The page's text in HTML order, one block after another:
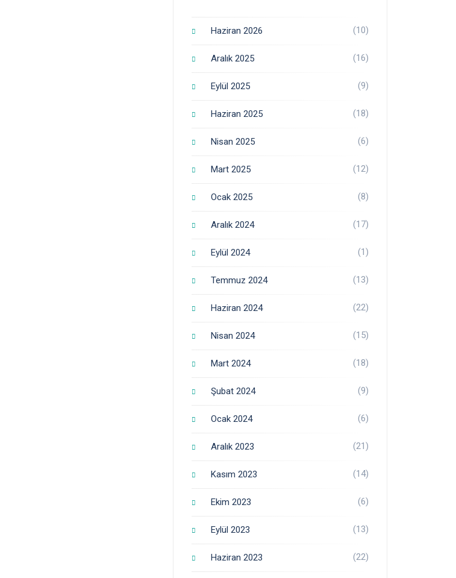
Haziran 2026 (10)
Aralık 2025 (16)
Eylül 2025 (9)
Haziran 2025 (18)
Nisan 2025 (6)
Mart 2025 (12)
Ocak 2025 (8)
Aralık 2024 (17)
Eylül 2024 (1)
Temmuz 2024 (13)
Haziran 2024 (22)
Nisan 2024 (15)
Mart 2024 (18)
Şubat 2024 (9)
Ocak 2024 (6)
Aralık 2023 (21)
Kasım 2023 (14)
Ekim 2023 (6)
Eylül 2023 (13)
Haziran 2023 (22)